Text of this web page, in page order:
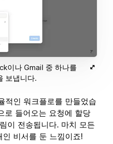
이나 Gmail 중 하나를
보냅니다.
적인 워크플로를 만들었습
로 들어오는 요청에 할당
이 전송됩니다. 마치 모든
비서를 둔 느낌이죠!